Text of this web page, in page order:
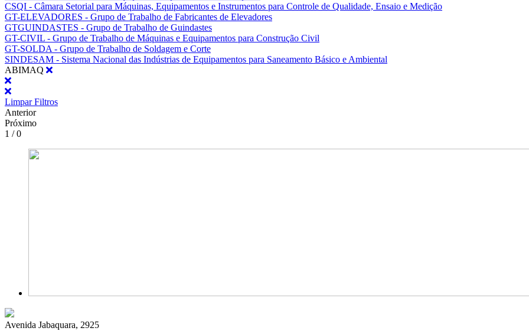
CSQI - Câmara Setorial para Máquinas, Equipamentos e Instrumentos para Controle de Qualidade, Ensaio e Medição
GT-ELEVADORES - Grupo de Trabalho de Fabricantes de Elevadores
GTGUINDASTES - Grupo de Trabalho de Guindastes
GT-CIVIL - Grupo de Trabalho de Máquinas e Equipamentos para Construção Civil
GT-SOLDA - Grupo de Trabalho de Soldagem e Corte
SINDESAM - Sistema Nacional das Indústrias de Equipamentos para Saneamento Básico e Ambiental
ABIMAQ
Limpar Filtros
Anterior
Próximo
1 / 0
Avenida Jabaquara, 2925